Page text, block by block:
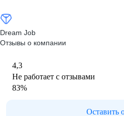
Dream Job
Отзывы о компании
4,3
Не работает с отзывами
83%
Оставить